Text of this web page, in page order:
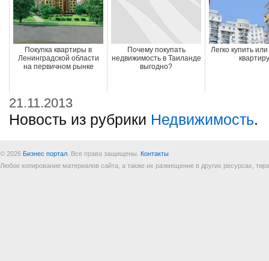
Покупка квартиры в
Ленинградской области
на первичном рынке
Почему покупать
недвижимость в Таиланде
выгодно?
Легко купить
квартиру
21.11.2013
Новость из рубрики Недвижимость.
© 2026 Бизнес портал . Все права защищены. Контакты
Любое копирование материалов сайта, а также их размещение в других ресурсах,